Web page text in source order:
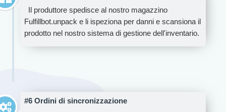
Il produttore spedisce al nostro magazzino
Fulfillbot.unpack e li ispeziona per danni e scansiona il
prodotto nel nostro sistema di gestione dell'inventario.
#6 Ordini di sincronizzazione